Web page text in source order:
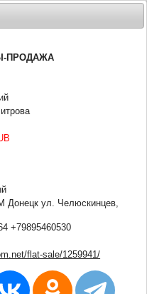
ПРОДАЖА
ул. Челюскинцев,
+79895460530
flat-sale/1259941/